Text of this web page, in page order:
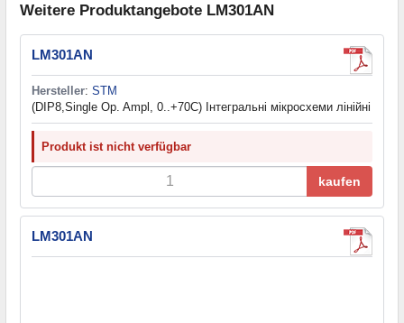
Weitere Produktangebote LM301AN
LM301AN
Hersteller: STM
(DIP8,Single Op. Ampl, 0..+70C) Інтегральні мікросхеми лінійні
Produkt ist nicht verfügbar
kaufen
LM301AN